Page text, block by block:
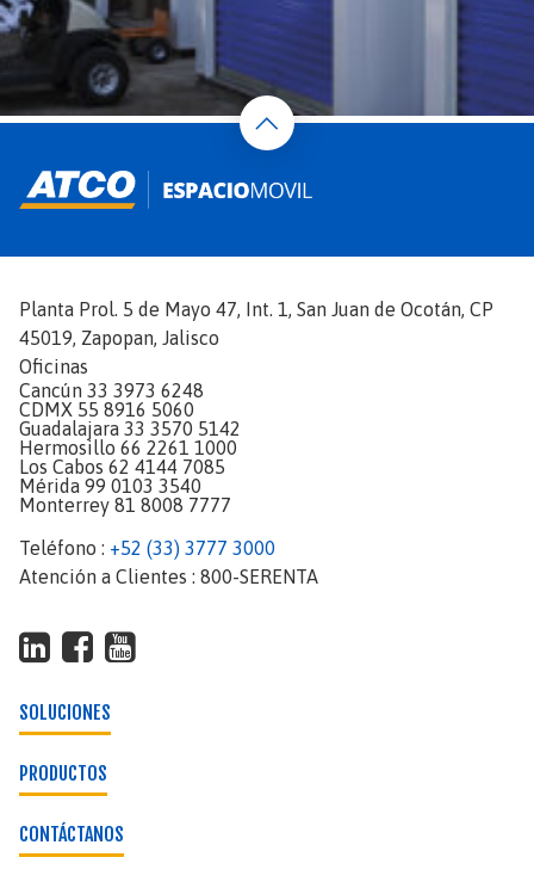
Planta Prol. 5 de Mayo 47, Int. 1, San Juan de Ocotán, CP
45019, Zapopan, Jalisco
Oficinas
Cancún 33 3973 6248
CDMX 55 8916 5060
Guadalajara 33 3570 5142
Hermosillo 66 2261 1000
Los Cabos 62 4144 7085
Mérida 99 0103 3540
Monterrey 81 8008 7777
Teléfono : +52 (33) 3777 3000
Atención a Clientes : 800-SERENTA
SOLUCIONES
PRODUCTOS
CONTÁCTANOS